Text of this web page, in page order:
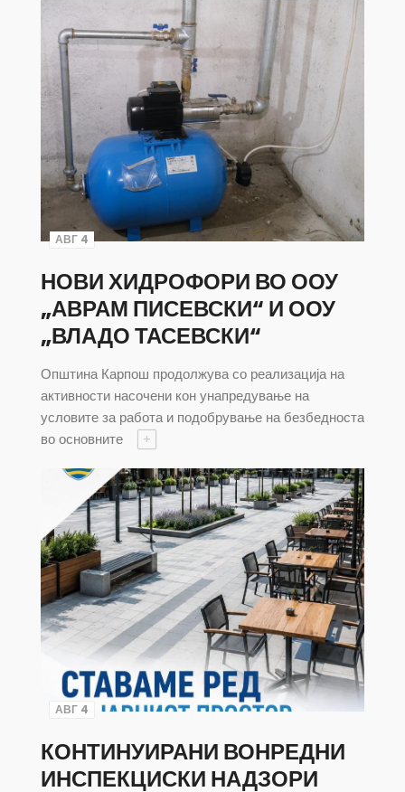
АВГ 4
НОВИ ХИДРОФОРИ ВО ООУ
„АВРАМ ПИСЕВСКИ“ И ООУ
„ВЛАДО ТАСЕВСКИ“
Општина Карпош продолжува со реализација на
активности насочени кон унапредување на
условите за работа и подобрување на безбедноста
во основните
+
АВГ 4
КОНТИНУИРАНИ ВОНРЕДНИ
ИНСПЕКЦИСКИ НАДЗОРИ